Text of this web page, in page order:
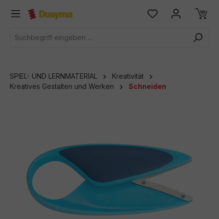
springen
SPIEL- UND LERNMATERIAL
Kreativität
Kreatives Gestalten und Werken
Schneiden